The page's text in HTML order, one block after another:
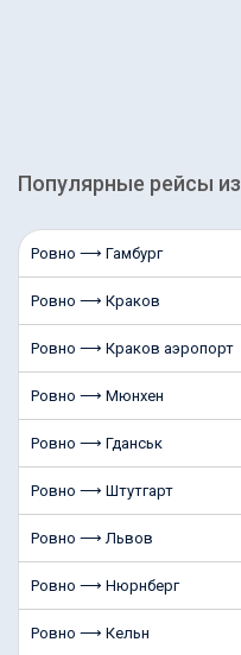
Популярные рейсы из
Ровно ⟶ Гамбург
Ровно ⟶ Краков
Ровно ⟶ Краков аэропорт
Ровно ⟶ Мюнхен
Ровно ⟶ Гданськ
Ровно ⟶ Штутгарт
Ровно ⟶ Львов
Ровно ⟶ Нюрнберг
Ровно ⟶ Кельн